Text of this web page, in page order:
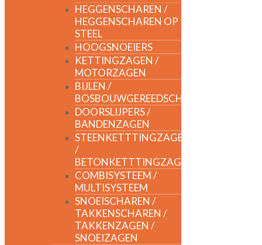
HEGGENSCHAREN /
HEGGENSCHAREN OP
STEEL
HOOGSNOEIERS
KETTINGZAGEN /
MOTORZAGEN
BIJLEN /
BOSBOUWGEREEDSCHAP
DOORSLIJPERS /
BANDENZAGEN
STEENKETTTINGZAGEN
/
BETONKETTTINGZAGEN
COMBISYSTEEM /
MULTISYSTEEM
SNOEISCHAREN /
TAKKENSCHAREN /
TAKKENZAGEN /
SNOEIZAGEN